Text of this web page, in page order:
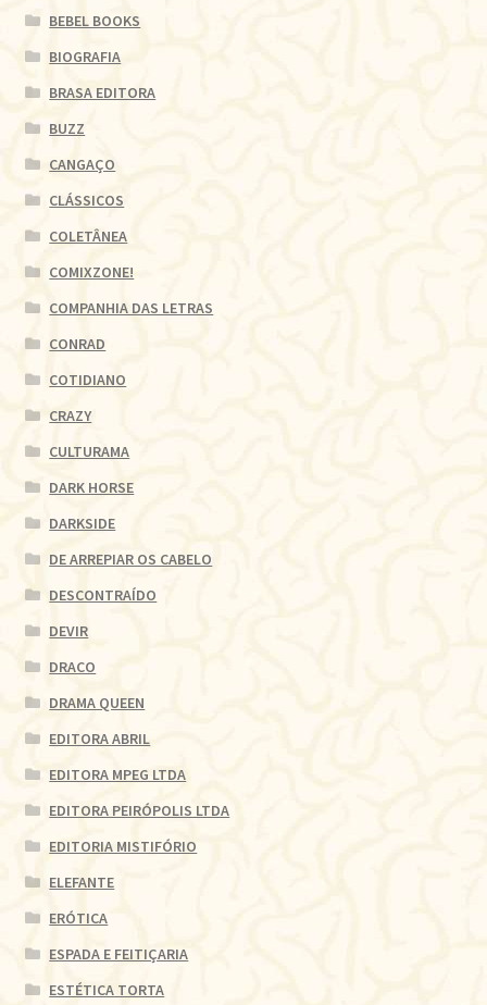
BEBEL BOOKS
BIOGRAFIA
BRASA EDITORA
BUZZ
CANGAÇO
CLÁSSICOS
COLETÂNEA
COMIXZONE!
COMPANHIA DAS LETRAS
CONRAD
COTIDIANO
CRAZY
CULTURAMA
DARK HORSE
DARKSIDE
DE ARREPIAR OS CABELO
DESCONTRAÍDO
DEVIR
DRACO
DRAMA QUEEN
EDITORA ABRIL
EDITORA MPEG LTDA
EDITORA PEIRÓPOLIS LTDA
EDITORIA MISTIFÓRIO
ELEFANTE
ERÓTICA
ESPADA E FEITIÇARIA
ESTÉTICA TORTA